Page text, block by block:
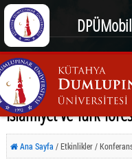
DPÜMobil
İslamiyet ve Türk
Ana Sayfa / Etkinlikler /